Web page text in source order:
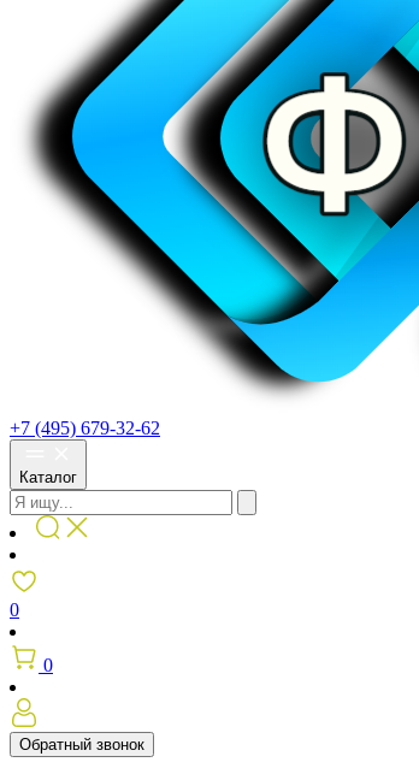
+7 (495) 679-32-62
Каталог
0
0
Обратный звонок